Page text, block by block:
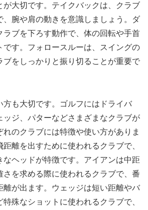
が大切です。テイクバックは、クラブ
、腕や肩の動きを意識しましょう。ダ
ラブを下ろす動作で、体の回転や手首
です。フォロースルーは、スイングの
ブをしっかりと振り切ることが重要で
方も大切です。ゴルフにはドライバ
ッジ、パターなどさまざまなクラブが
れのクラブには特徴や使い方がありま
離を出すために使われるクラブで、
なヘッドが特徴です。アイアンは中距
さを求める際に使われるクラブで、番
離が出ます。ウェッジは短い距離やバ
殊なショットに使われるクラブで、